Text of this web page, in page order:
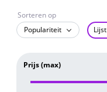
Sorteren op
Populariteit
Lijst
Prijs (max)